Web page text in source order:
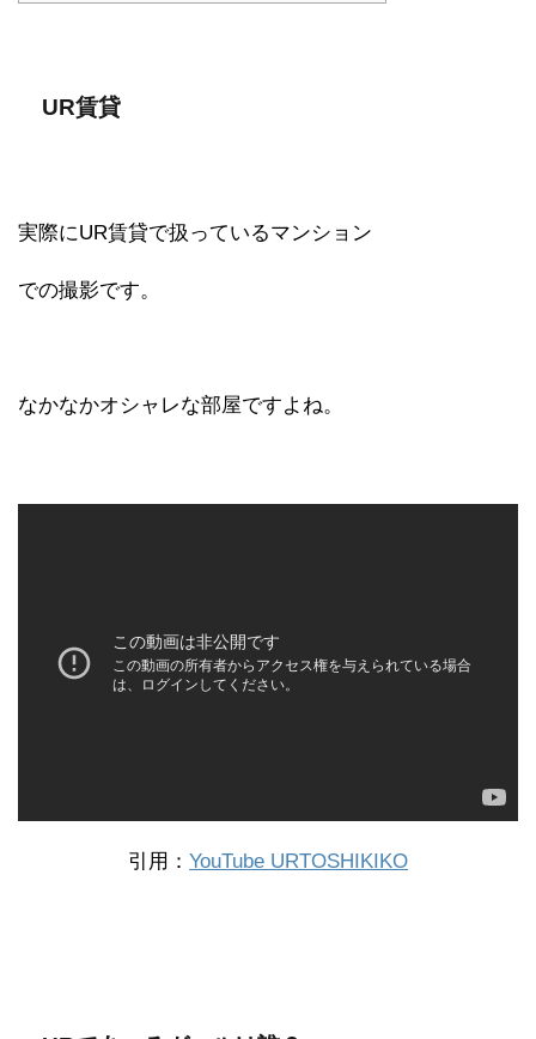
UR賃貸
実際にUR賃貸で扱っているマンション
での撮影です。
なかなかオシャレな部屋ですよね。
引用： YouTube URTOSHIKIKO